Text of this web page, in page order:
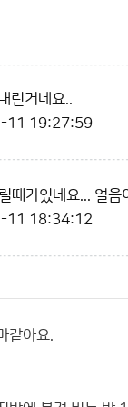
린거네요..
11 19:27:59
때가있네요... 얼
11 18:34:12
같아요.